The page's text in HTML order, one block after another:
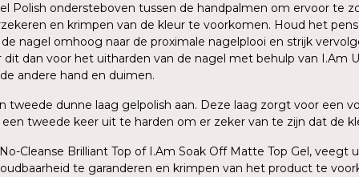
Polish ondersteboven tussen de handpalmen om ervoor
en krimpen van de kleur te voorkomen. Houd het
nagel omhoog naar de proximale nagelplooi en strijk
dan voor het uitharden van de nagel met behulp van I.Am
andere hand en duimen.
tweede dunne laag gelpolish aan. Deze laag zorgt voor
tweede keer uit te harden om er zeker van te zijn dat de
Cleanse Brilliant Top of I.Am Soak Off Matte Top Gel,
te garanderen en krimpen van het product te